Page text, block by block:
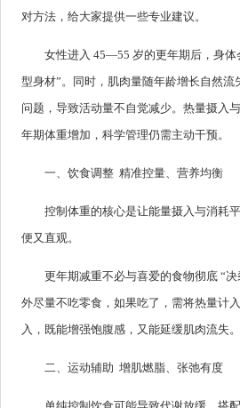
对方法，给大家提供一些专业建议。
女性进入 45—55 岁的更年期后，身
型身材”。同时，肌肉量随年龄增长自然
问题，导致活动量不自觉减少。热量摄入
年期体重增加，科学管理仍需主动干预。
一、饮食调整 精准控量、营养均衡
控制体重的核心是让能量摄入与消耗
便又直观。
更年期减重不必与喜爱的食物彻底 “
外尽量不吃零食，如果吃了，需将热量计
入，既能增强饱腹感，又能延缓肌肉流失。
二、运动辅助 增肌燃脂、张弛有度